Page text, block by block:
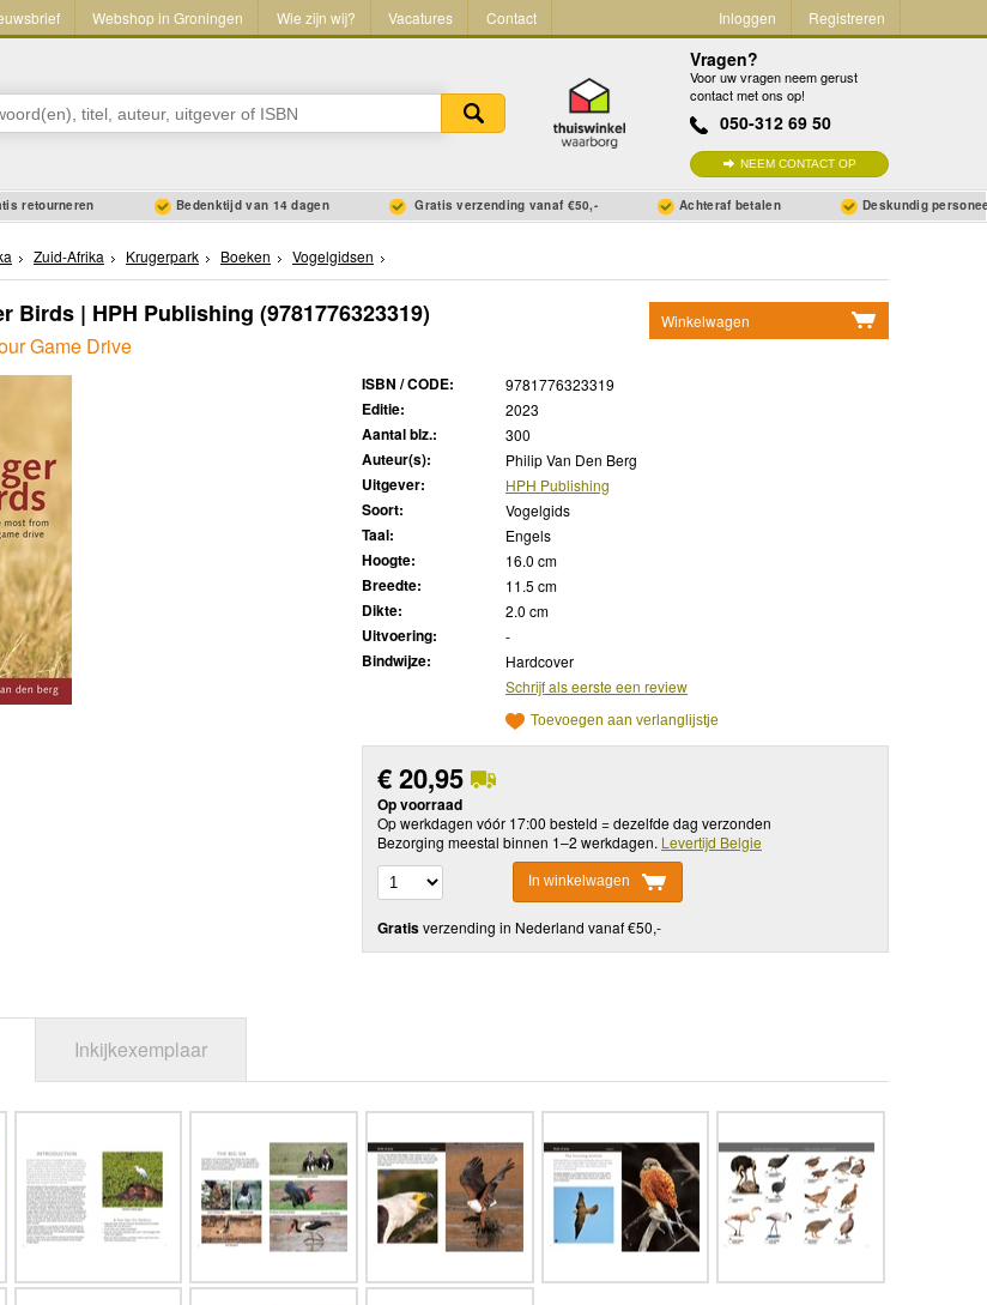
Webshop in Groningen Wie zijn wij? Vacatures Contact Inloggen Registreren
Vragen?
Voor uw vragen neem gerust
contact met ons op!
050-312 69 50
NEEM CONTACT OP
retourneren Bedenktijd van 14 dagen Gratis verzending vanaf €50,- Achteraf betalen Deskundig
Zuid-Afrika Krugerpark Boeken Vogelgidsen
Winkelwagen
Birds | HPH Publishing (9781776323319)
Game Drive
ISBN / CODE: 9781776323319
Editie: 2023
Aantal blz.: 300
Auteur(s): Philip Van Den Berg
Uitgever: HPH Publishing
Soort: Vogelgids
Taal: Engels
Hoogte: 16.0 cm
Breedte: 11.5 cm
Dikte: 2.0 cm
Uitvoering: -
Bindwijze:
Hardcover
Schrijf als eerste een review
Toevoegen aan verlanglijstje
€20,95
Op voorraad
Op werkdagen vóór 17:00 besteld = dezelfde dag verzonden
Bezorging meestal binnen 1–2 werkdagen. Levertijd Belgie
In winkelwagen
Gratisverzending in Nederland vanaf €50,-
Inkijkexemplaar